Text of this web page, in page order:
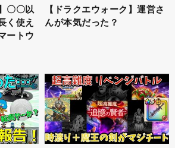
〇〇以
く使え
ートウ
【ドラクエウォーク】運営さ
んが本気だった？